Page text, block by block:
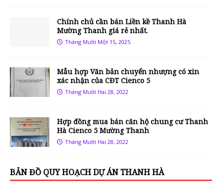
Chính chủ cần bán Liền kề Thanh Hà
Mường Thanh giá rẻ nhất.
Tháng Mười Một 15, 2025
Mẫu hợp Văn bản chuyển nhượng có xin
xác nhận của CĐT Cienco 5
Tháng Mười Hai 28, 2022
Hợp đồng mua bán căn hộ chung cư Thanh
Hà Cienco 5 Mường Thanh
Tháng Mười Hai 28, 2022
BẢN ĐỒ QUY HOẠCH DỰ ÁN THANH HÀ